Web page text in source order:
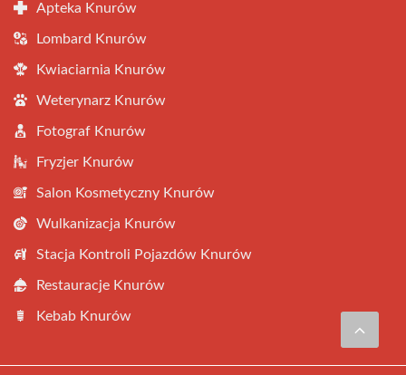
Apteka Knurów
Lombard Knurów
Kwiaciarnia Knurów
Weterynarz Knurów
Fotograf Knurów
Fryzjer Knurów
Salon Kosmetyczny Knurów
Wulkanizacja Knurów
Stacja Kontroli Pojazdów Knurów
Restauracje Knurów
Kebab Knurów